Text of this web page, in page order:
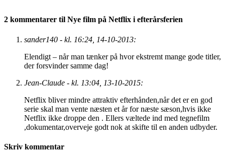
2 kommentarer til Nye film på Netflix i efterårsferien
sander140 - kl. 16:24, 14-10-2013:
Elendigt – når man tænker på hvor ekstremt mange gode titler,
der forsvinder samme dag!
Jean-Claude - kl. 13:04, 13-10-2015:
Netflix bliver mindre attraktiv efterhånden,når det er en god
serie skal man vente næsten et år for næste sæson,hvis ikke
Netflix ikke droppe den . Ellers væltede ind med tegnefilm
,dokumentar,overveje godt nok at skifte til en anden udbyder.
Skriv kommentar